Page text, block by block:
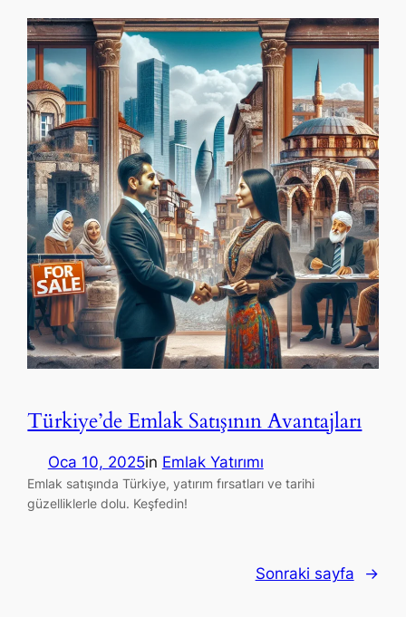
Türkiye’de Emlak Satışının Avantajları
Oca 10, 2025in Emlak Yatırımı
Emlak satışında Türkiye, yatırım fırsatları ve tarihi
güzelliklerle dolu. Keşfedin!
Sonraki sayfa →